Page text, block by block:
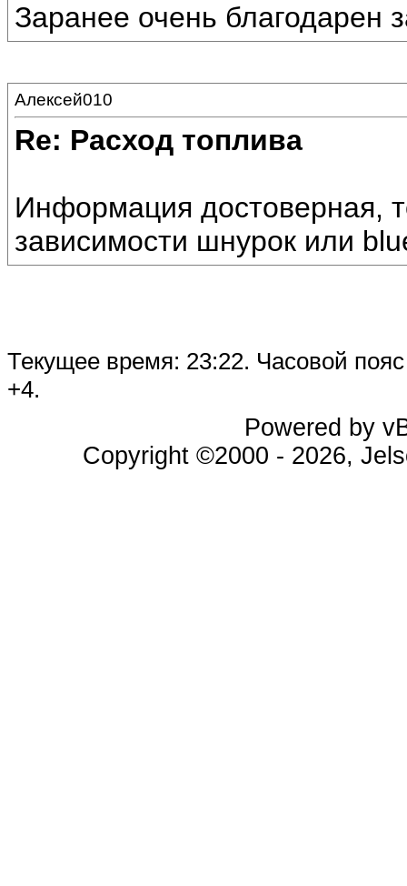
Заранее очень благодарен
Алексей010
Re: Расход топлива
Информация достоверная,
зависимости шнурок или
Текущее время: 23:22. Часовой
+4.
Powered by
Copyright ©2000 - 2026,